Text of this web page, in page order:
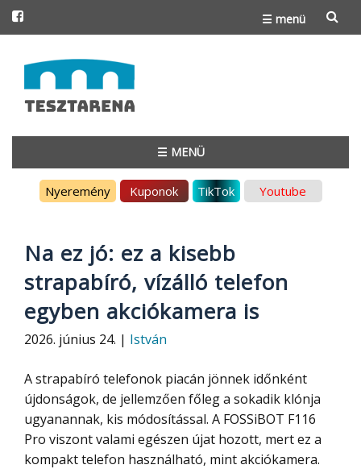
☰ menü
to
content
☰ MENÜ
Nyeremény Kuponok TikTok Youtube
Na ez jó: ez a kisebb
strapabíró, vízálló telefon
egyben akciókamera is
2026. június 24. | István
A strapabíró telefonok piacán jönnek időnként
újdonságok, de jellemzően főleg a sokadik klónja
ugyanannak, kis módosítással. A FOSSiBOT F116
Pro viszont valami egészen újat hozott, mert ez a
kompakt telefon használható, mint akciókamera.